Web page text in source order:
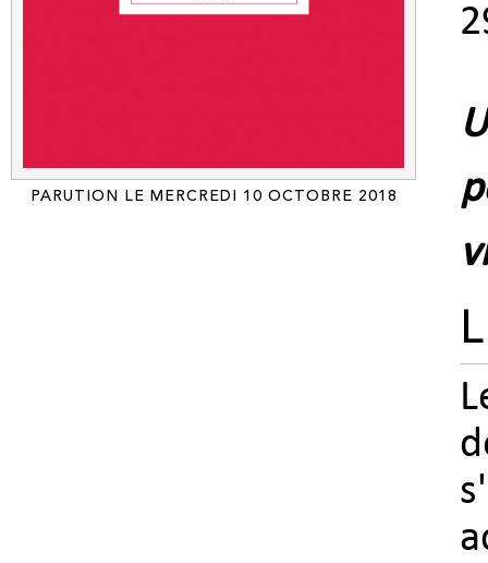
PARUTION LE MERCREDI 10 OCTOBRE 2018